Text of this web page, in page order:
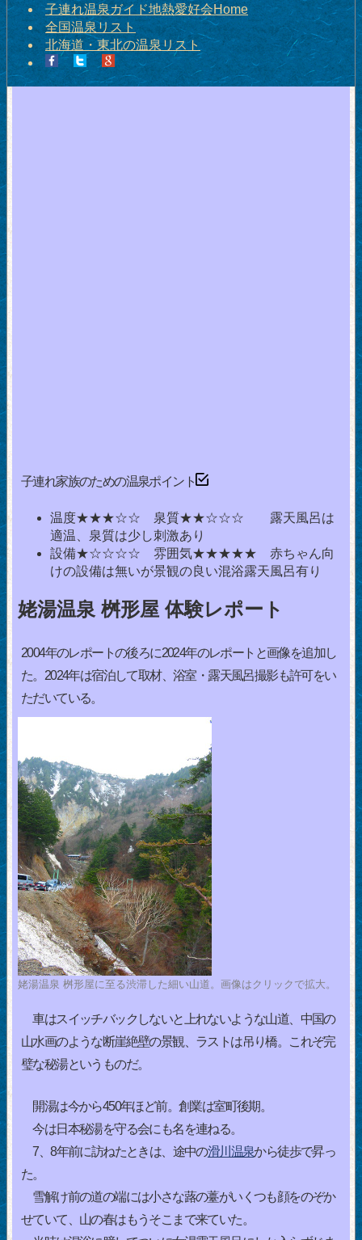
子連れ温泉ガイド地熱愛好会Home
全国温泉リスト
北海道・東北の温泉リスト
子連れ家族のための温泉ポイント
温度★★★☆☆ 泉質★★☆☆☆ 露天風呂は
適温、泉質は少し刺激あり
設備★☆☆☆☆ 雰囲気★★★★★ 赤ちゃん向
けの設備は無いが景観の良い混浴露天風呂有り
姥湯温泉 桝形屋 体験レポート
2004年のレポートの後ろに2024年のレポートと画像を追加し
た。2024年は宿泊して取材、浴室・露天風呂撮影も許可をい
ただいている。
姥湯温泉 桝形屋に至る渋滞した細い山道。画像はクリックで拡大。
車はスイッチバックしないと上れないような山道、中国の
山水画のような断崖絶壁の景観、ラストは吊り橋。これぞ完
璧な秘湯というものだ。
開湯は今から450年ほど前。創業は室町後期。
今は日本秘湯を守る会にも名を連ねる。
7、8年前に訪ねたときは、途中の滑川温泉から徒歩で昇っ
た。
雪解け前の道の端には小さな蕗の薹がいくつも顔をのぞか
せていて、山の春はもうそこまで来ていた。